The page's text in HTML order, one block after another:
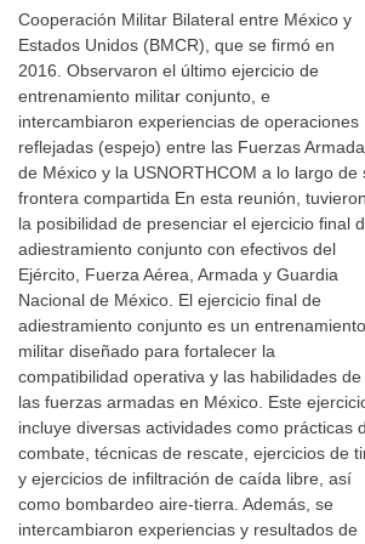
Cooperación Militar Bilateral entre México y
Estados Unidos (BMCR), que se firmó en
2016. Observaron el último ejercicio de
entrenamiento militar conjunto, e
intercambiaron experiencias de operaciones
reflejadas (espejo) entre las Fuerzas
de México y la USNORTHCOM a lo largo de
frontera compartida En esta reunión, tuvieron
la posibilidad de presenciar el ejercicio final
adiestramiento conjunto con efectivos del
Ejército, Fuerza Aérea, Armada y Guardia
Nacional de México. El ejercicio final de
adiestramiento conjunto es un entrenamiento
militar diseñado para fortalecer la
compatibilidad operativa y las habilidades de
las fuerzas armadas en México. Este
incluye diversas actividades como prácticas
combate, técnicas de rescate, ejercicios de
y ejercicios de infiltración de caída libre, así
como bombardeo aire-tierra. Además, se
intercambiaron experiencias y resultados de